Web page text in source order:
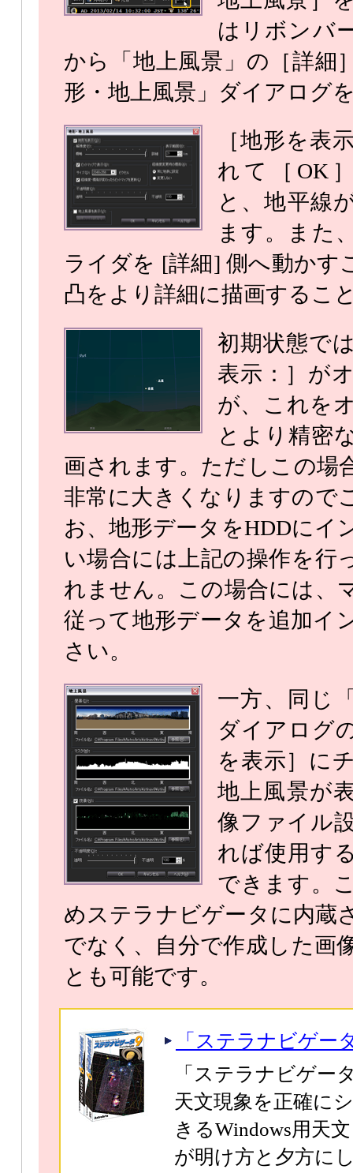
はリボンバ
から「地上風景」の［詳細
形・地上風景」ダイアログ
［地形を表
れて［OK
と、地平線
ます。また
ライダを [詳細] 側へ動かす
凸をより詳細に描画するこ
初期状態で
表示：］が
が、これを
とより精密
画されます。ただしこの場
非常に大きくなりますので
お、地形データをHDDにイ
い場合には上記の操作を行
れません。この場合には、
従って地形データを追加イ
さい。
一方、同じ
ダイアログ
を表示］に
地上風景が
像ファイル
れば使用す
できます。
めステラナビゲータに内蔵
でなく、自分で作成した画
とも可能です。
「ステラナビゲー
「ステラナビゲー
天文現象を正確に
きるWindows用天
が明け方と夕方に